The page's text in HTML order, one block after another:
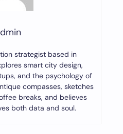
strategist based in
smart city design,
and the psychology of
compasses, sketches
breaks, and believes
both data and soul.